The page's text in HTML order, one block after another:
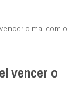
o mal com o
vencer o